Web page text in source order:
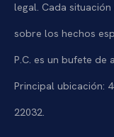
legal. Cada
sobre los hechos
P.C. es un bufete de
Principal ubicación:
22032.